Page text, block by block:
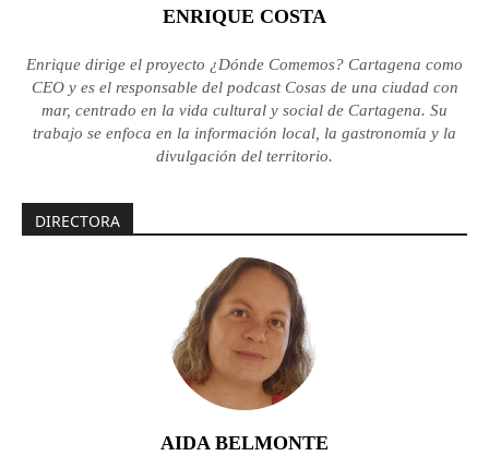
ENRIQUE COSTA
Enrique dirige el proyecto ¿Dónde Comemos? Cartagena como
CEO y es el responsable del podcast Cosas de una ciudad con
mar, centrado en la vida cultural y social de Cartagena. Su
trabajo se enfoca en la información local, la gastronomía y la
divulgación del territorio.
DIRECTORA
AIDA BELMONTE